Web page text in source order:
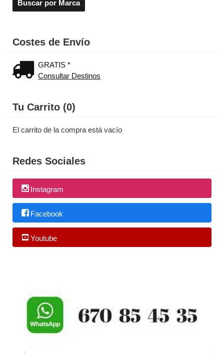
Costes de Envío
GRATIS *
Consultar Destinos
Tu Carrito (0)
El carrito de la compra está vacío
Redes Sociales
Instagram
Facebook
Youtube